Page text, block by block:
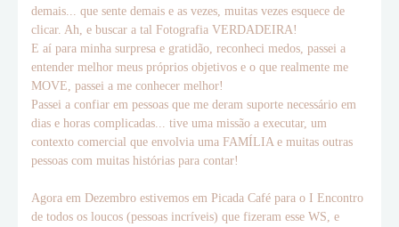
demais... que sente demais e as vezes, muitas vezes esquece de
clicar. Ah, e buscar a tal Fotografia VERDADEIRA!
E aí para minha surpresa e gratidão, reconheci medos, passei a
entender melhor meus próprios objetivos e o que realmente me
MOVE, passei a me conhecer melhor!
Passei a confiar em pessoas que me deram suporte necessário em
dias e horas complicadas... tive uma missão a executar, um
contexto comercial que envolvia uma FAMÍLIA e muitas outras
pessoas com muitas histórias para contar!
Agora em Dezembro estivemos em Picada Café para o I Encontro
de todos os loucos (pessoas incríveis) que fizeram esse WS, e